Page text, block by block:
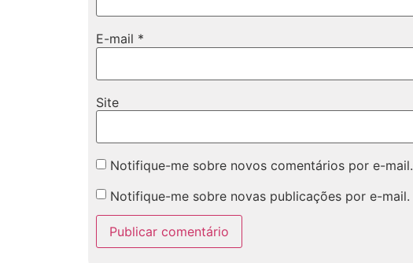
E-mail *
Site
Notifique-me sobre novos comentários por e-mail.
Notifique-me sobre novas publicações por e-mail.